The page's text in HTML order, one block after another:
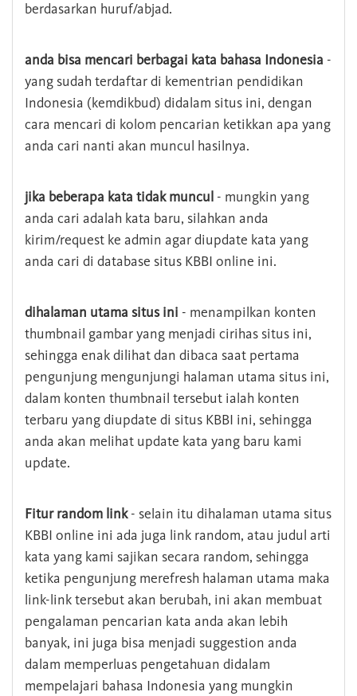
berdasarkan huruf/abjad.
anda bisa mencari berbagai kata bahasa Indonesia -
yang sudah terdaftar di kementrian pendidikan
Indonesia (kemdikbud) didalam situs ini, dengan
cara mencari di kolom pencarian ketikkan apa yang
anda cari nanti akan muncul hasilnya.
jika beberapa kata tidak muncul - mungkin yang
anda cari adalah kata baru, silahkan anda
kirim/request ke admin agar diupdate kata yang
anda cari di database situs KBBI online ini.
dihalaman utama situs ini - menampilkan konten
thumbnail gambar yang menjadi cirihas situs ini,
sehingga enak dilihat dan dibaca saat pertama
pengunjung mengunjungi halaman utama situs ini,
dalam konten thumbnail tersebut ialah konten
terbaru yang diupdate di situs KBBI ini, sehingga
anda akan melihat update kata yang baru kami
update.
Fitur random link- selain itu dihalaman utama situs
KBBI online ini ada juga link random, atau judul arti
kata yang kami sajikan secara random, sehingga
ketika pengunjung merefresh halaman utama maka
link-link tersebut akan berubah, ini akan membuat
pengalaman pencarian kata anda akan lebih
banyak, ini juga bisa menjadi suggestion anda
dalam memperluas pengetahuan didalam
mempelajari bahasa Indonesia yang mungkin